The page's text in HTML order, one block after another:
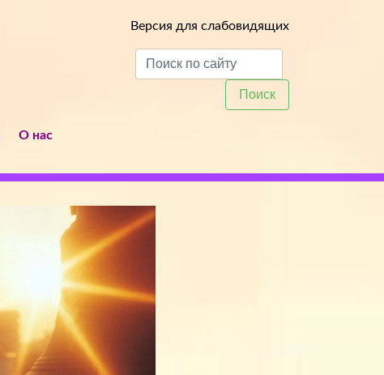
Версия для слабовидящих
Поиск
О нас